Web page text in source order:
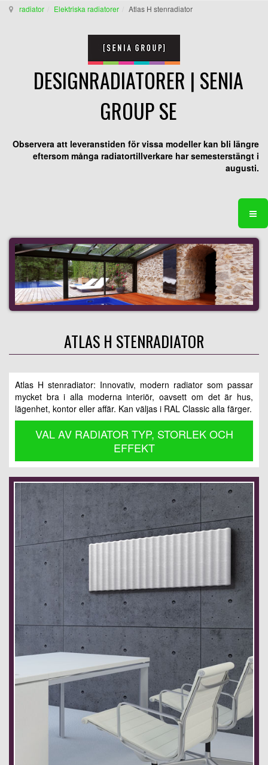
radiator Elektriska radiatorer Atlas H stenradiator
DESIGNRADIATORER | SENIA
GROUP SE
Observera att leveranstiden för vissa modeller kan bli längre
eftersom många radiatortillverkare har semesterstängt i
augusti.
ATLAS H STENRADIATOR
Atlas H stenradiator: Innovativ, modern radiator som passar
mycket bra i alla moderna interiör, oavsett om det är hus,
lägenhet, kontor eller affär. Kan väljas i RAL Classic alla färger.
VAL AV RADIATOR TYP, STORLEK OCH
EFFEKT